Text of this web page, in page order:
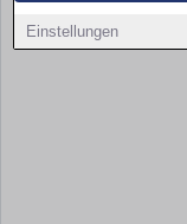
Einstellungen